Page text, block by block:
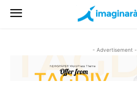
- Advertisement -